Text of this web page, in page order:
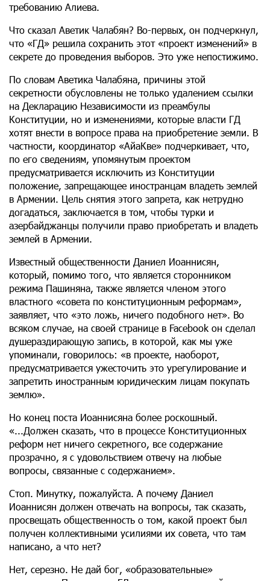
требованию Алиева.
Что сказал Аветик Чалабян? Во-первых, он подчеркнул,
что «ГД» решила сохранить этот «проект изменений» в
секрете до проведения выборов. Это уже непостижимо.
По словам Аветика Чалабяна, причины этой
секретности обусловлены не только удалением ссылки
на Декларацию Независимости из преамбулы
Конституции, но и изменениями, которые власти ГД
хотят внести в вопросе права на приобретение земли. В
частности, координатор «АйаКве» подчеркивает, что,
по его сведениям, упомянутым проектом
предусматривается исключить из Конституции
положение, запрещающее иностранцам владеть землей
в Армении. Цель снятия этого запрета, как нетрудно
догадаться, заключается в том, чтобы турки и
азербайджанцы получили право приобретать и владеть
землей в Армении.
Известный общественности Даниел Иоаннисян,
который, помимо того, что является сторонником
режима Пашиняна, также является членом этого
властного «совета по конституционным реформам»,
заявляет, что «это ложь, ничего подобного нет». Во
всяком случае, на своей странице в Facebook он сделал
душераздирающую запись, в которой, как мы уже
упоминали, говорилось: «в проекте, наоборот,
предусматривается ужесточить это урегулирование и
запретить иностранным юридическим лицам покупать
землю».
Но конец поста Иоаннисяна более роскошный.
«...Должен сказать, что в процессе Конституционных
реформ нет ничего секретного, все содержание
прозрачно, я с удовольствием отвечу на любые
вопросы, связанные с содержанием».
Стоп. Минутку, пожалуйста. А почему Даниел
Иоаннисян должен отвечать на вопросы, так сказать,
просвещать общественность о том, какой проект был
получен коллективными усилиями их совета, что там
написано, а что нет?
Нет, серезно. Не дай бог, «образовательные»